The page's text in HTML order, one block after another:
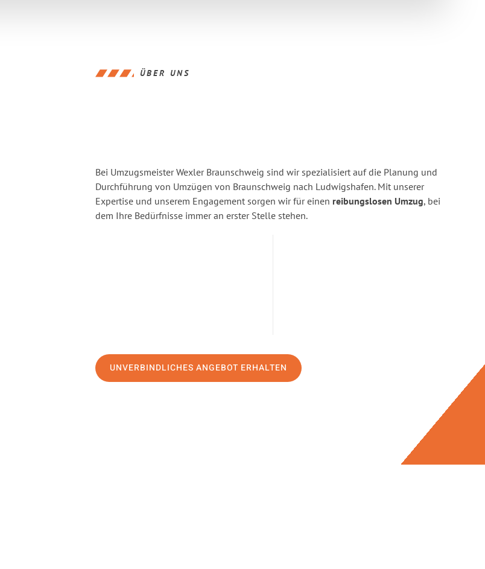
ÜBER UNS
Bei Umzugsmeister Wexler Braunschweig sind wir spezialisiert auf die Planung und
Durchführung von Umzügen von Braunschweig nach Ludwigshafen. Mit unserer
Expertise und unserem Engagement sorgen wir für einen reibungslosen Umzug, bei
dem Ihre Bedürfnisse immer an erster Stelle stehen.
UNVERBINDLICHES ANGEBOT ERHALTEN